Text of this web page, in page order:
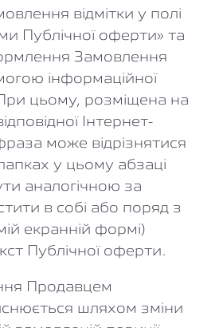
відмітки у полі
Публічної оферти» та
Замовлення
інформаційної
цьому, розміщена на
Інтернет-
може відрізнятися
у цьому абзаці
аналогічною за
в собі або поряд з
екранній формі)
Публічної оферти.
Продавцем
шляхом зміни